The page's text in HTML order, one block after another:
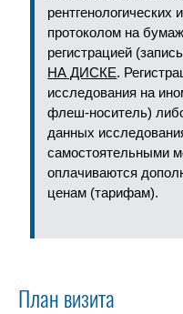
протоколом на
регистрацией
НА ДИСКЕ.
исследования на
флеш-носитель)
данных
самостоятельными
оплачиваются
ценам (тарифам).
План визита